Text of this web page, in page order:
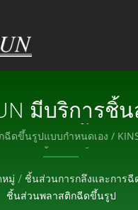
มีบริการชิ้
สติกฉีดขึ้นรูป
ยอดเยี่ยมและ
รวดเร็ว ขนา
ดขึ้นรูปแบบกำหนดเอง /
อาชีพของชิ้นส่วนอิเล็กทรอนิกส์.
หมู่ / ชิ้นส่วนการกลึงและการฉี
ชิ้นส่วนพลาสติกฉีดขึ้นรูป